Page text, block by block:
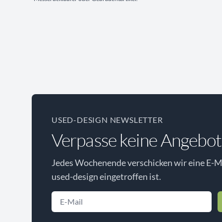
USED-DESIGN NEWSLETTER
Verpasse keine
Jedes Wochenende verschicken wir eine E-
used-design eingetroffen ist.